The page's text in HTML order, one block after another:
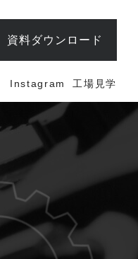
資料ダウンロード
Instagram 工場見学